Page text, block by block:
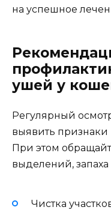
на успешное
ушей у
Регулярный
выявить
При этом
выделений,
Чистка